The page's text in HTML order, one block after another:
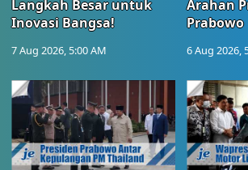
Langkah Besar untuk
Inovasi Bangsa!
7 Aug 2026, 5:00 AM
Arahan
Prabowo
6 Aug 2026,